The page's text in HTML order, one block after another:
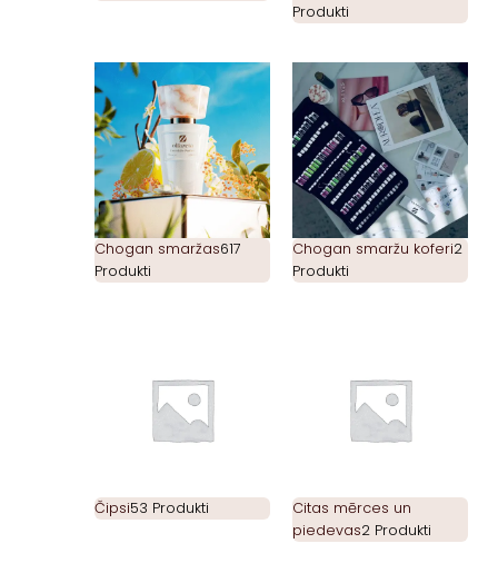
Produkti
Chogan smaržas617
Produkti
Chogan smaržu koferi2
Produkti
Čipsi53 Produkti
Citas mērces un
piedevas2 Produkti